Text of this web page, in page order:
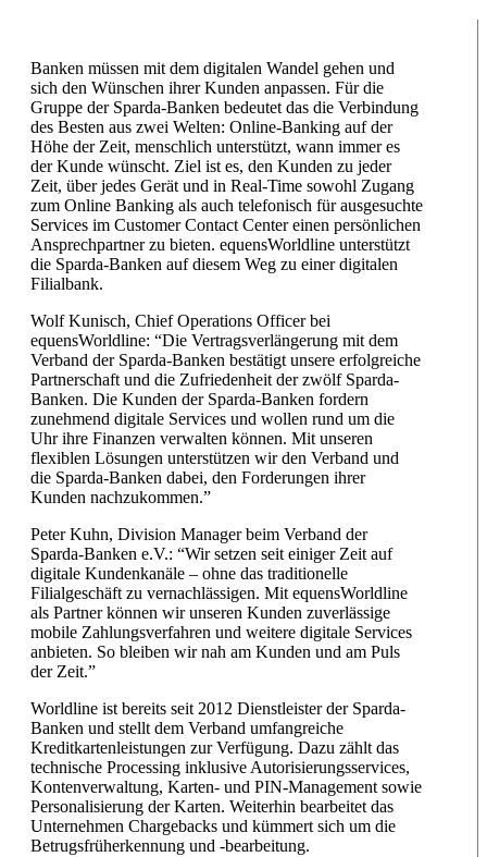
Banken müssen mit dem digitalen Wandel gehen und
sich den Wünschen ihrer Kunden anpassen. Für die
Gruppe der Sparda-Banken bedeutet das die Verbindung
des Besten aus zwei Welten: Online-Banking auf der
Höhe der Zeit, menschlich unterstützt, wann immer es
der Kunde wünscht. Ziel ist es, den Kunden zu jeder
Zeit, über jedes Gerät und in Real-Time sowohl Zugang
zum Online Banking als auch telefonisch für ausgesuchte
Services im Customer Contact Center einen persönlichen
Ansprechpartner zu bieten. equensWorldline unterstützt
die Sparda-Banken auf diesem Weg zu einer digitalen
Filialbank.
Wolf Kunisch, Chief Operations Officer bei
equensWorldline: “Die Vertragsverlängerung mit dem
Verband der Sparda-Banken bestätigt unsere erfolgreiche
Partnerschaft und die Zufriedenheit der zwölf Sparda-
Banken. Die Kunden der Sparda-Banken fordern
zunehmend digitale Services und wollen rund um die
Uhr ihre Finanzen verwalten können. Mit unseren
flexiblen Lösungen unterstützen wir den Verband und
die Sparda-Banken dabei, den Forderungen ihrer
Kunden nachzukommen.”
Peter Kuhn, Division Manager beim Verband der
Sparda-Banken e.V.: “Wir setzen seit einiger Zeit auf
digitale Kundenkanäle – ohne das traditionelle
Filialgeschäft zu vernachlässigen. Mit equensWorldline
als Partner können wir unseren Kunden zuverlässige
mobile Zahlungsverfahren und weitere digitale Services
anbieten. So bleiben wir nah am Kunden und am Puls
der Zeit.”
Worldline ist bereits seit 2012 Dienstleister der Sparda-
Banken und stellt dem Verband umfangreiche
Kreditkartenleistungen zur Verfügung. Dazu zählt das
technische Processing inklusive Autorisierungsservices,
Kontenverwaltung, Karten- und PIN-Management sowie
Personalisierung der Karten. Weiterhin bearbeitet das
Unternehmen Chargebacks und kümmert sich um die
Betrugsfrüherkennung und -bearbeitung.